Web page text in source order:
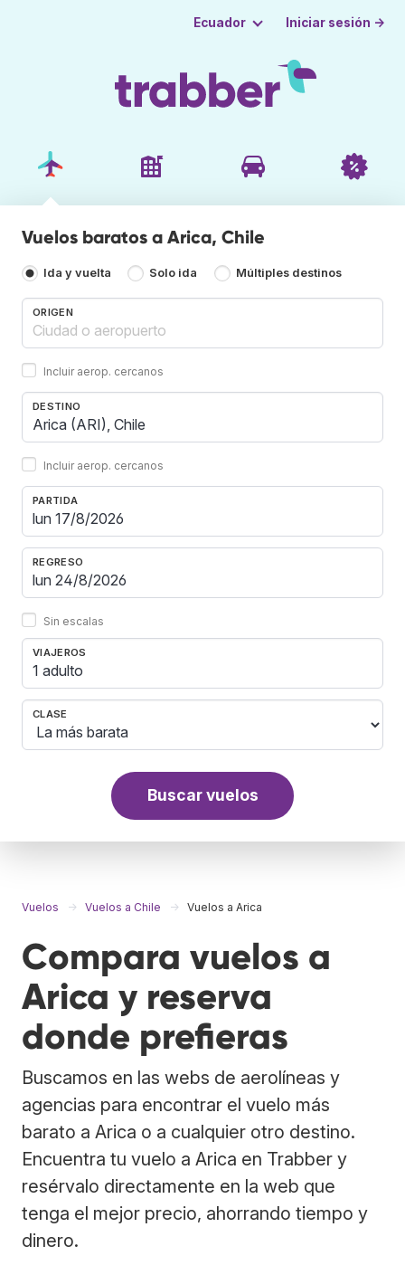
Ecuador Iniciar sesión →
Vuelos baratos a Arica, Chile
Ida y vuelta Solo ida Múltiples destinos
ORIGEN
Incluir aerop. cercanos
DESTINO
Incluir aerop. cercanos
PARTIDA
REGRESO
Sin escalas
VIAJEROS
1 adulto
CLASE
Buscar vuelos
Vuelos Vuelos a Chile Vuelos a Arica
Compara vuelos a
Arica y reserva
donde prefieras
Buscamos en las webs de aerolíneas y
agencias para encontrar el vuelo más
barato a Arica o a cualquier otro destino.
Encuentra tu vuelo a Arica en Trabber y
resérvalo directamente en la web que
tenga el mejor precio, ahorrando tiempo y
dinero.